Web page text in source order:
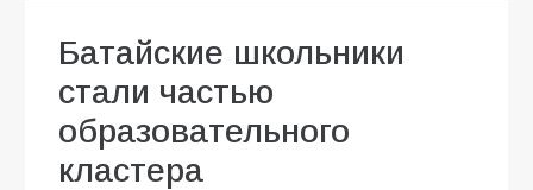
Батайские школьники
стали частью
образовательного
кластера